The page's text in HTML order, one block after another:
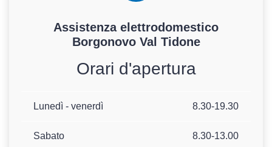
Assistenza elettrodomestico
Borgonovo Val Tidone
Orari d'apertura
Lunedì - venerdì 8.30-19.30
Sabato 8.30-13.00